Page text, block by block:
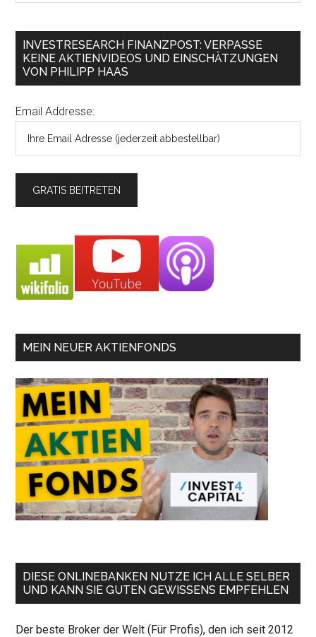
INVESTRESEARCH FINANZPOST: VERPASSE
KEINE AKTIENVIDEOS UND EINSCHÄTZUNGEN
VON PHILIPP HAAS
Email Addresse:
MEIN NEUER AKTIENFONDS
DIESE ONLINEBANKEN NUTZE ICH ALLE SELBER
UND KANN SIE GUTEN GEWISSENS EMPFEHLEN
Der beste Broker der Welt (Für Profis), den ich seit 2012